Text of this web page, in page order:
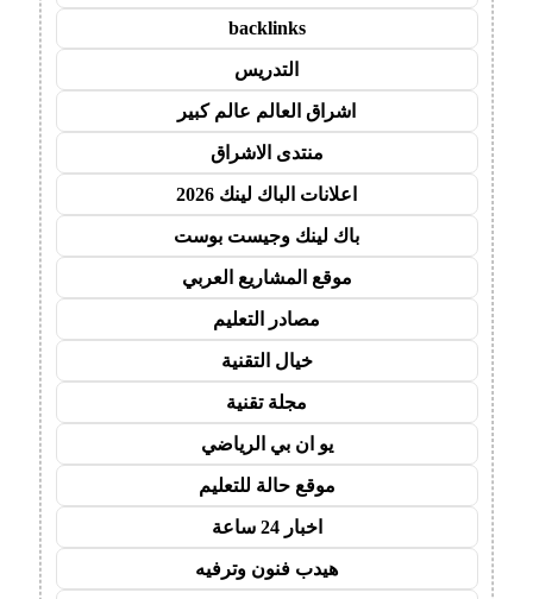
backlinks
التدريس
اشراق العالم عالم كبير
منتدى الاشراق
اعلانات الباك لينك 2026
باك لينك وجيست بوست
موقع المشاريع العربي
مصادر التعليم
خيال التقنية
مجلة تقنية
يو ان بي الرياضي
موقع حالة للتعليم
اخبار 24 ساعة
هيدب فنون وترفيه